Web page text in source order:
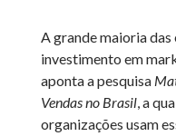
A grande maioria
investimento em
aponta a pesquisa
Vendas no Brasil, a
organizações usam